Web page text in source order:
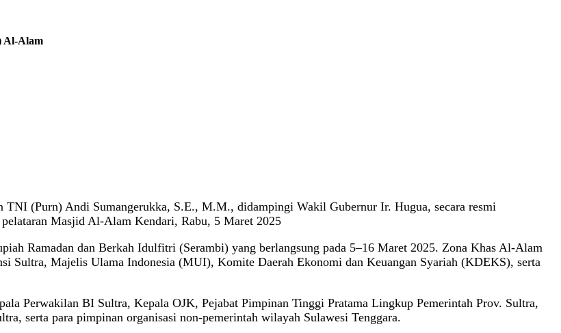
Al-Alam
TNI (Purn) Andi Sumangerukka, S.E., M.M., didampingi Wakil Gubernur Ir. Hugua, secara resmi
Masjid Al-Alam Kendari, Rabu, 5 Maret 2025
Ramadan dan Berkah Idulfitri (Serambi) yang berlangsung pada 5–16 Maret 2025. Zona Khas Al-Alam
Sultra, Majelis Ulama Indonesia (MUI), Komite Daerah Ekonomi dan Keuangan Syariah (KDEKS), serta
Perwakilan BI Sultra, Kepala OJK, Pejabat Pimpinan Tinggi Pratama Lingkup Pemerintah Prov. Sultra,
serta para pimpinan organisasi non-pemerintah wilayah Sulawesi Tenggara.